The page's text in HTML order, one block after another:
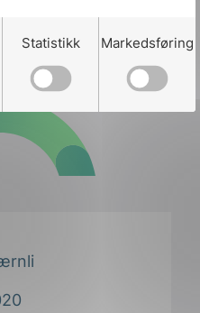
Statistikk Markedsføring